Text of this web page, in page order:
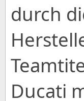
durch
Ducati